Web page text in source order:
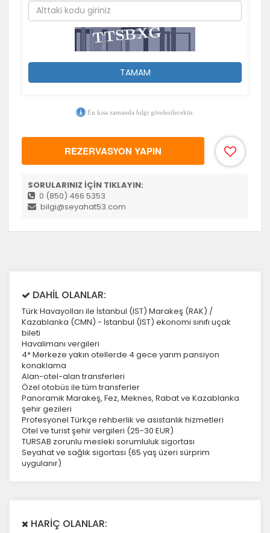
TAMAM
En kısa zamanda bilgi gönderilecektir.
REZERVASYON YAPIN
SORULARINIZ İÇİN TIKLAYIN:
0 (850) 466 5353
bilgi@seyahat53.com
DAHİL OLANLAR:
Türk Havayolları ile İstanbul (IST) Marakeş (RAK) /
Kazablanka (CMN) - İstanbul (IST) ekonomi sınıfı uçak
bileti
Havalimanı vergileri
4* Merkeze yakın otellerde 4 gece yarım pansiyon
konaklama
Alan-otel-alan transferleri
Özel otobüs ile tüm transferler
Panoramik Marakeş, Fez, Meknes, Rabat ve Kazablanka
şehir gezileri
Profesyonel Türkçe rehberlik ve asistanlık hizmetleri
Otel ve turist şehir vergileri (25-30 EUR)
TURSAB zorunlu mesleki sorumluluk sigortası
Seyahat ve sağlık sigortası (65 yaş üzeri sürprim
uygulanır)
HARİÇ OLANLAR: